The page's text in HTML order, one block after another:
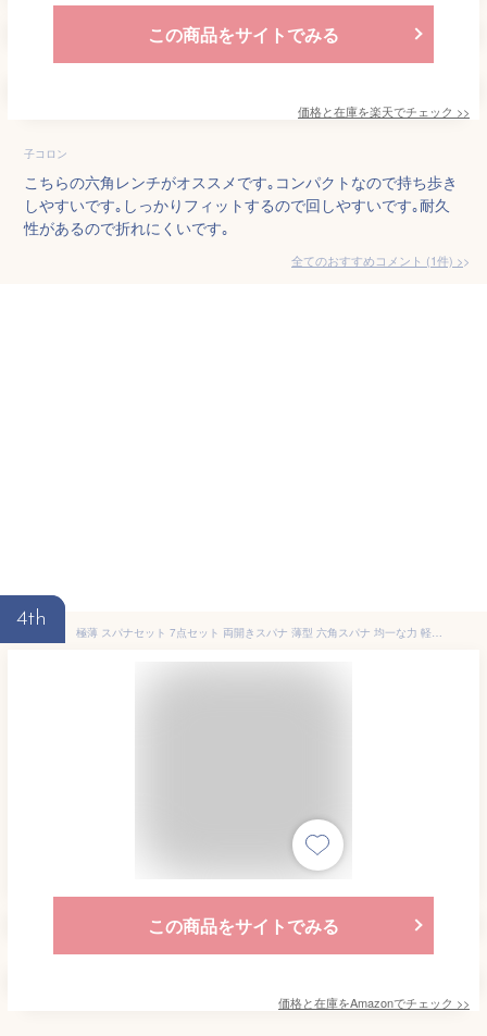
この商品をサイトでみる
価格と在庫を楽天でチェック >>
子コロン
こちらの六角レンチがオススメです｡コンパクトなので持ち歩き
しやすいです｡しっかりフィットするので回しやすいです｡耐久
性があるので折れにくいです｡
全てのおすすめコメント (1件) >
4th
極薄 スパナセット 7点セット 両開きスパナ 薄型 六角スパナ 均一な力 軽量 5.5-14MMサイズ選択 ミニ レンチセット 取り付けが可能 狭い隙間 多機能 修理用具 家庭便利グッズ 持ち運びに便利 7つの製品仕様
この商品をサイトでみる
価格と在庫をAmazonでチェック >>